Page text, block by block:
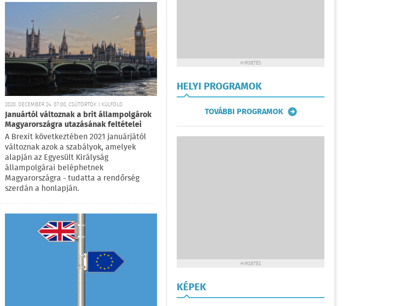
2020. DECEMBER 24. 07:00, CSÜTÖRTÖK | KÜLFÖLD
Januártól változnak a brit állampolgárok
Magyarországra utazásának feltételei
A Brexit következtében 2021 januárjától
változnak azok a szabályok, amelyek
alapján az Egyesült Királyság
állampolgárai beléphetnek
Magyarországra - tudatta a rendőrség
szerdán a honlapján.
HIRDETÉS
HELYI PROGRAMOK
TOVÁBBI PROGRAMOK
HIRDETÉS
KÉPEK